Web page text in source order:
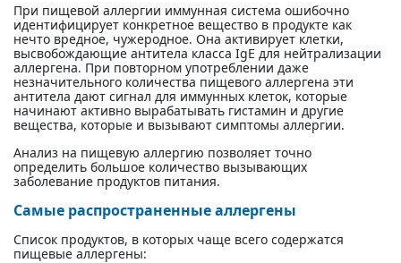
При пищевой аллергии иммунная система ошибочно
идентифицирует конкретное вещество в продукте как
нечто вредное, чужеродное. Она активирует клетки,
высвобождающие антитела класса IgE для нейтрализации
аллергена. При повторном употреблении даже
незначительного количества пищевого аллергена эти
антитела дают сигнал для иммунных клеток, которые
начинают активно вырабатывать гистамин и другие
вещества, которые и вызывают симптомы аллергии.
Анализ на пищевую аллергию позволяет точно
определить большое количество вызывающих
заболевание продуктов питания.
Самые распространенные аллергены
Список продуктов, в которых чаще всего содержатся
пищевые аллергены: